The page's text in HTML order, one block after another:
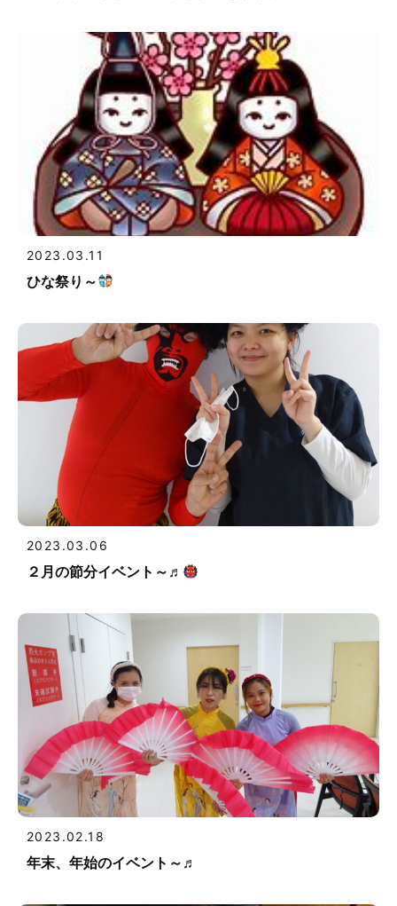
2023.03.11
ひな祭り～
2023.03.06
２月の節分イベント～♬
2023.02.18
年末、年始のイベント～♬